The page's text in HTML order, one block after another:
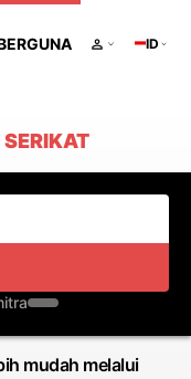
ID
mudah melalui